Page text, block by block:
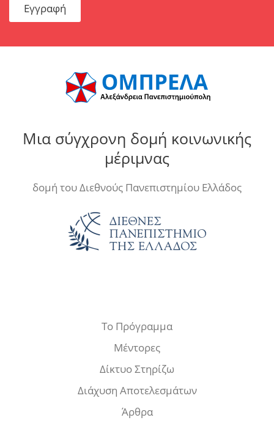
Εγγραφή
Μια σύγχρονη δομή κοινωνικής
μέριμνας
δομή του Διεθνούς Πανεπιστημίου Ελλάδος
Το Πρόγραμμα
Μέντορες
Δίκτυο Στηρίζω
Διάχυση Αποτελεσμάτων
Άρθρα